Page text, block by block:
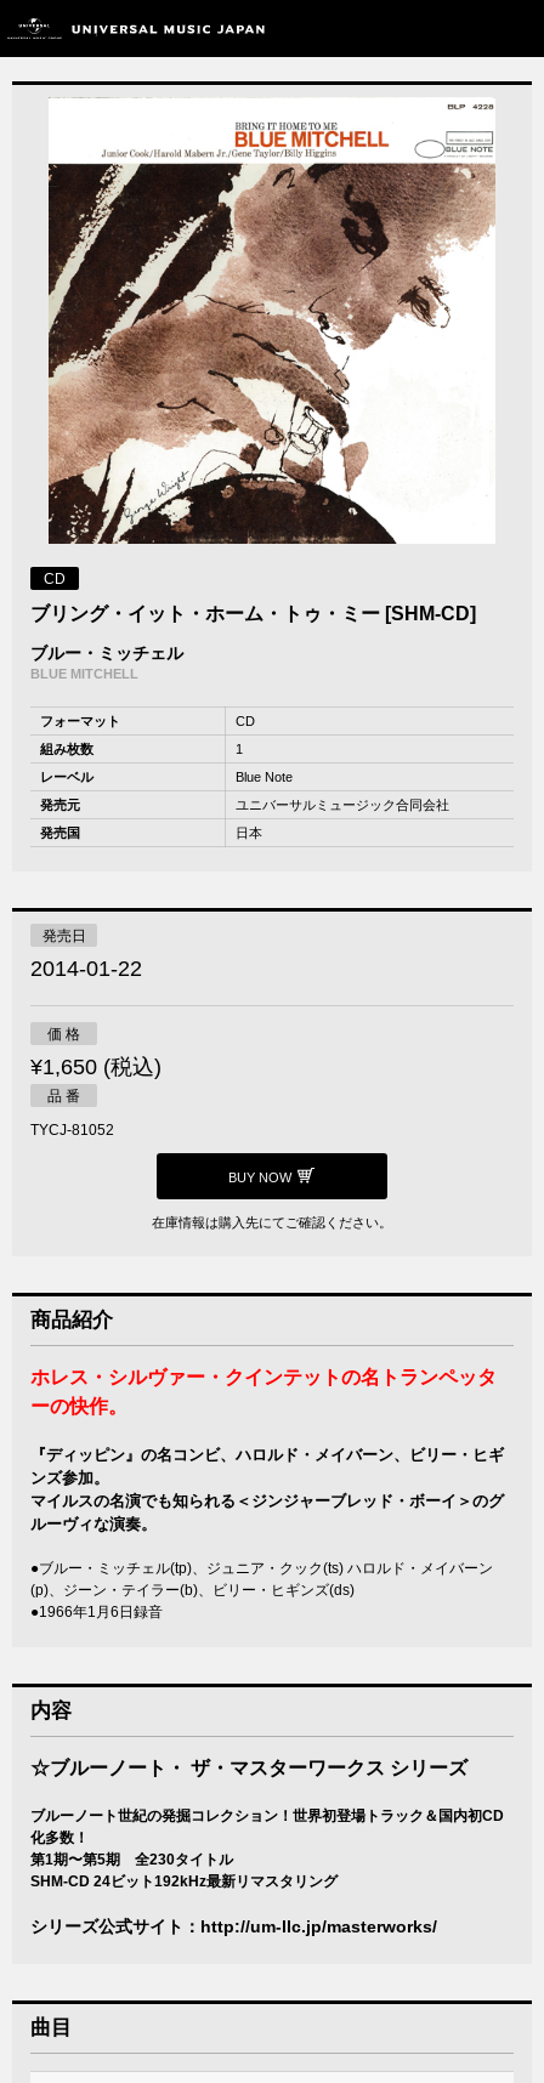
CD
ブリング・イット・ホーム・トゥ・ミー [SHM-CD]
ブルー・ミッチェル
BLUE MITCHELL
フォーマット
CD
組み枚数
1
レーベル
Blue Note
発売元
ユニバーサルミュージック合同会社
発売国
日本
発売日
2014-01-22
価 格
¥1,650 (税込)
品 番
TYCJ-81052
BUY NOW
在庫情報は購入先にてご確認ください。
商品紹介
ホレス・シルヴァー・クインテットの名トランペッタ
ーの快作。
『ディッピン』の名コンビ、ハロルド・メイバーン、ビリー・ヒギ
ンズ参加。
マイルスの名演でも知られる＜ジンジャーブレッド・ボーイ＞のグ
ルーヴィな演奏。
●ブルー・ミッチェル(tp)、ジュニア・クック(ts) ハロルド・メイバーン
(p)、ジーン・テイラー(b)、ビリー・ヒギンズ(ds)
●1966年1月6日録音
内容
☆ブルーノート・ ザ・マスターワークス シリーズ
ブルーノート世紀の発掘コレクション！世界初登場トラック＆国内初CD
化多数！
第1期〜第5期 全230タイトル
SHM-CD 24ビット192kHz最新リマスタリング
シリーズ公式サイト： http://um-llc.jp/masterworks/
曲目